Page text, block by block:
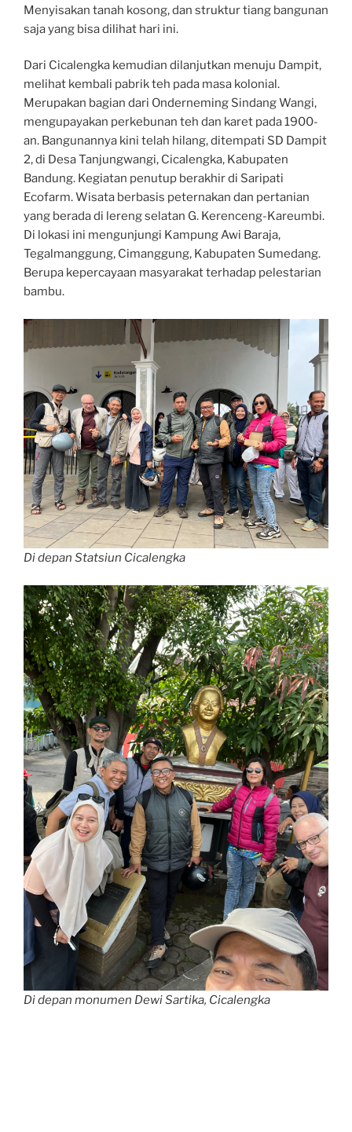
Menyisakan tanah kosong, dan struktur tiang bangunan
saja yang bisa dilihat hari ini.
Dari Cicalengka kemudian dilanjutkan menuju Dampit,
melihat kembali pabrik teh pada masa kolonial.
Merupakan bagian dari Onderneming Sindang Wangi,
mengupayakan perkebunan teh dan karet pada 1900-
an. Bangunannya kini telah hilang, ditempati SD Dampit
2, di Desa Tanjungwangi, Cicalengka, Kabupaten
Bandung. Kegiatan penutup berakhir di Saripati
Ecofarm. Wisata berbasis peternakan dan pertanian
yang berada di lereng selatan G. Kerenceng-Kareumbi.
Di lokasi ini mengunjungi Kampung Awi Baraja,
Tegalmanggung, Cimanggung, Kabupaten Sumedang.
Berupa kepercayaan masyarakat terhadap pelestarian
bambu.
Di depan Statsiun Cicalengka
Di depan monumen Dewi Sartika, Cicalengka